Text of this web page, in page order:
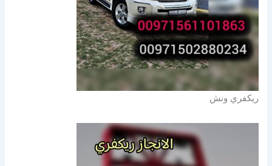
ريكفري ونش